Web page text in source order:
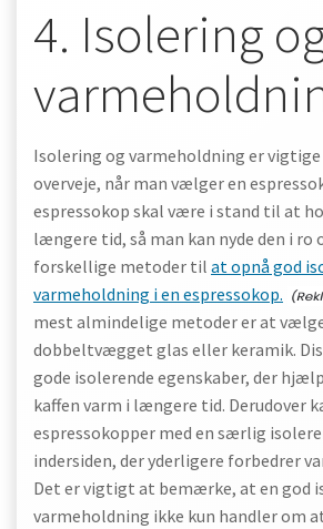
4. Isolering
Isolering og varmeholdning er
overveje, når man vælger en
espressokop skal være i stand til at
længere tid, så man kan nyde den i ro
forskellige metoder til at opnå god
varmeholdning i en espressokop.
mest almindelige metoder er at
dobbeltvægget glas eller keramik.
gode isolerende egenskaber, der
kaffen varm i længere tid. Derudover
espressokopper med en særlig
indersiden, der yderligere forbedrer
Det er vigtigt at bemærke, at en god
varmeholdning ikke kun handler om